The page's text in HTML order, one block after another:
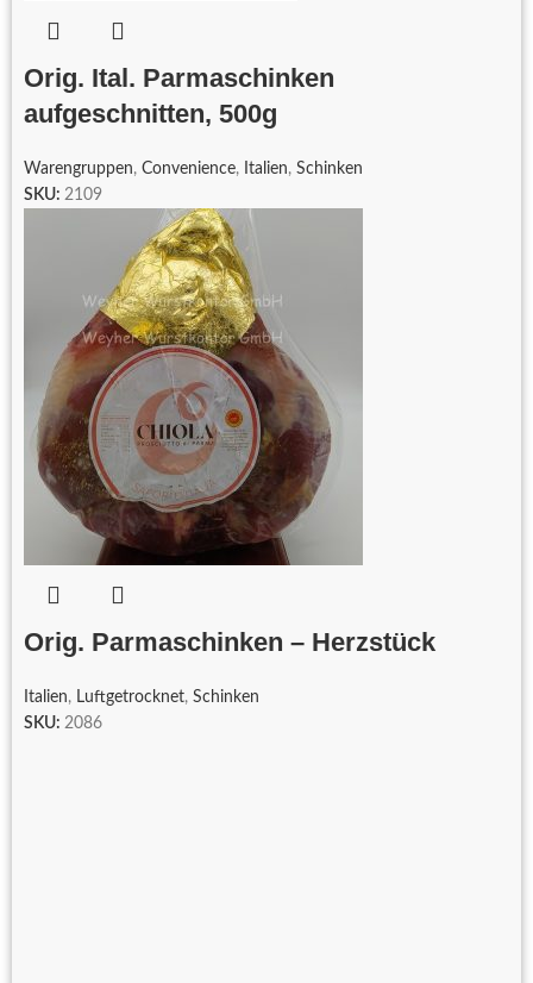
Orig. Ital. Parmaschinken
aufgeschnitten, 500g
Warengruppen, Convenience, Italien, Schinken
SKU: 2109
Orig. Parmaschinken – Herzstück
Italien, Luftgetrocknet, Schinken
SKU: 2086